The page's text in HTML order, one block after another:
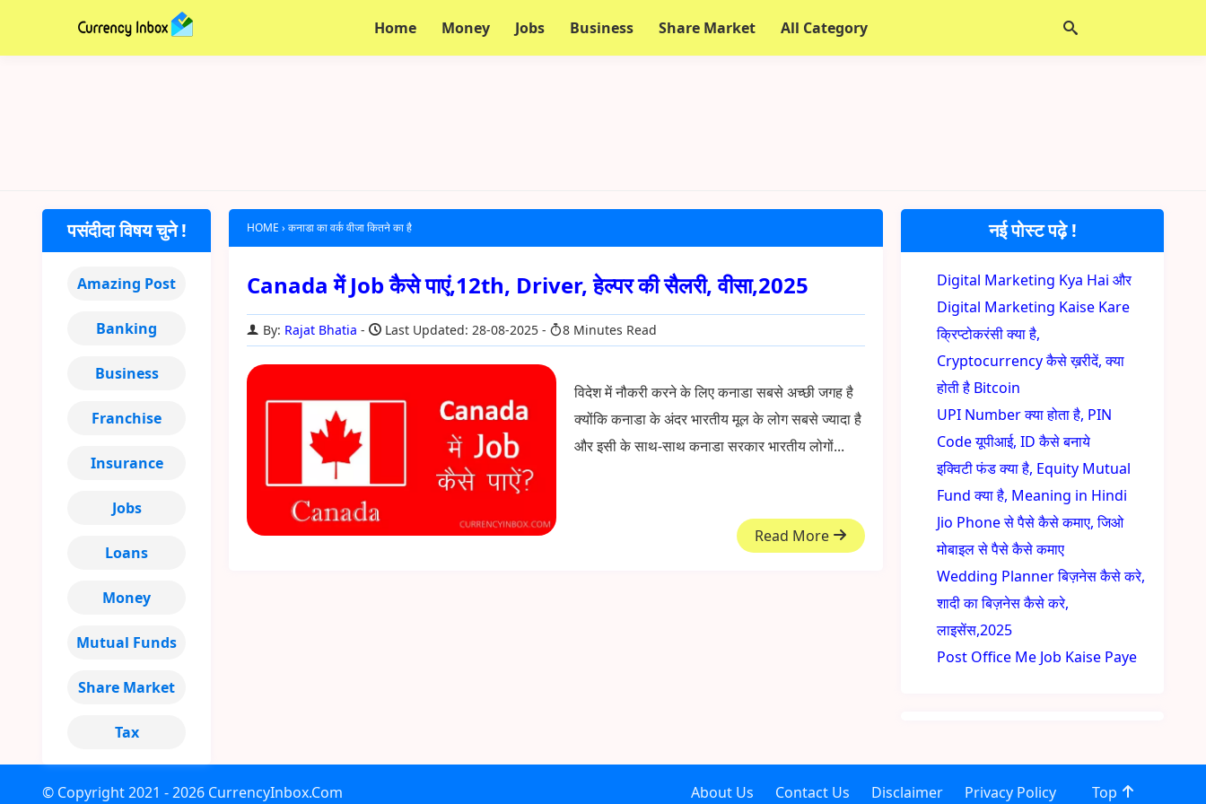
Home Money Jobs Business Share Market All Category
HOME ›कनाडा का वर्क वीजा कितने का है
Canada में Job कैसे पाएं,12th, Driver, हेल्पर की सैलरी, वीसा,2025
By: Rajat Bhatia Last Updated: 28-08-2025 8 Minutes Read
विदेश में नौकरी करने के लिए कनाडा सबसे अच्छी जगह है
क्योंकि कनाडा के अंदर भारतीय मूल के लोग सबसे ज्यादा है
और इसी के साथ-साथ कनाडा सरकार भारतीय लोगों...
Read More
नई पोस्ट पढ़े !
Digital Marketing Kya Hai और
Digital Marketing Kaise Kare
क्रिप्टोकरंसी क्या है,
Cryptocurrency कैसे ख़रीदें, क्या
होती है Bitcoin
UPI Number क्या होता है, PIN
Code यूपीआई, ID कैसे बनाये
इक्विटी फंड क्या है, Equity Mutual
Fund क्या है, Meaning in Hindi
Jio Phone से पैसे कैसे कमाए, जिओ
मोबाइल से पैसे कैसे कमाए
Wedding Planner बिज़नेस कैसे करे,
शादी का बिज़नेस कैसे करे,
लाइसेंस,2025
Post Office Me Job Kaise Paye
पसंदीदा विषय चुने !
Amazing Post
Banking
Business
Franchise
Insurance
Jobs
Loans
Money
Mutual Funds
Share Market
Tax
© Copyright2021 - 2026 CurrencyInbox.Com About Us Contact Us Disclaimer Privacy Policy Top